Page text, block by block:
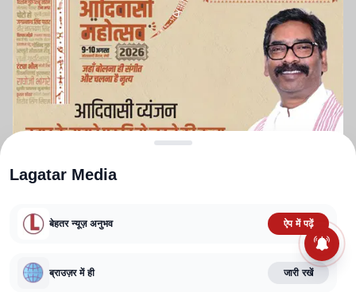
TERMS AND CONDITIONS
CORRECTIONS POLICY
FACT CHECKING POLICY
Lagatar Media
बेहतर न्यूज़ अनुभव ऐप में पढ़ें
ब्राउज़र में ही जारी रखें